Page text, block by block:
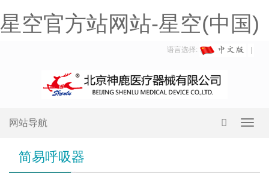
星空官方站网站-星空(中国)
语言选择:
网站导航
简易呼吸器